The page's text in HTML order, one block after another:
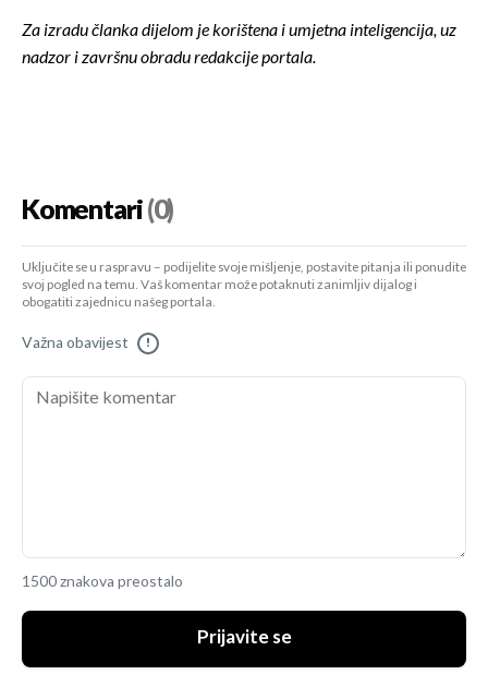
Za izradu članka dijelom je korištena i umjetna inteligencija, uz
nadzor i završnu obradu redakcije portala.
Komentari(0)
Uključite se u raspravu – podijelite svoje mišljenje, postavite pitanja ili ponudite
svoj pogled na temu. Vaš komentar može potaknuti zanimljiv dijalog i
obogatiti zajednicu našeg portala.
Važna obavijest !
1500 znakova preostalo
Prijavite se